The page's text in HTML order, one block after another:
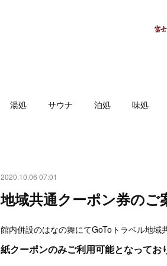
湯処 サウナ 泊処 味処
2020.10.06 07:01
地域共通クーポン券のご
館内併設のはなの舞にてGoToトラベル地域
紙クーポンのみご利用可能となってお